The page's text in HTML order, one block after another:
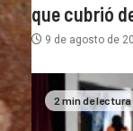
que cubrió
9 de agosto de
2 min de lectura